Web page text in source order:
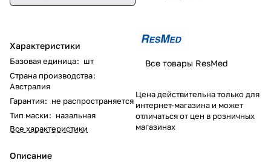
Характеристики
Базовая единица: шт
Страна производства:
Австралия
Гарантия: не распространяется
Тип маски: назальная
Все характеристики
Описание
Все товары ResMed
Цена действительна только для
интернет-магазина и может
отличаться от цен в розничных
магазинах